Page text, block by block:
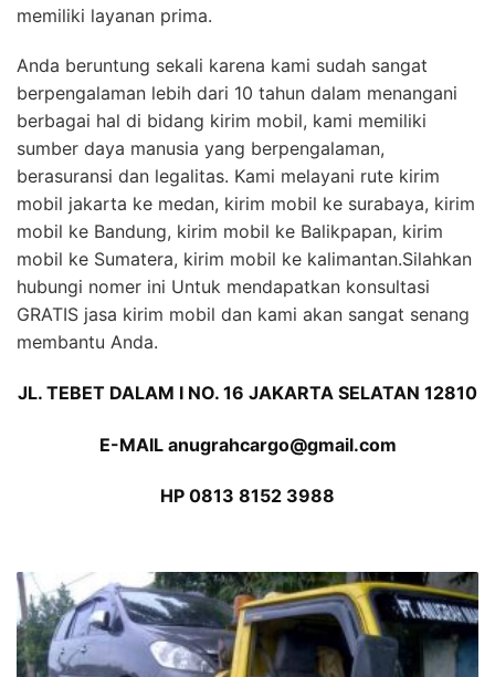
memiliki layanan prima.
Anda beruntung sekali karena kami sudah sangat
berpengalaman lebih dari 10 tahun dalam menangani
berbagai hal di bidang kirim mobil, kami memiliki
sumber daya manusia yang berpengalaman,
berasuransi dan legalitas. Kami melayani rute kirim
mobil jakarta ke medan, kirim mobil ke surabaya, kirim
mobil ke Bandung, kirim mobil ke Balikpapan, kirim
mobil ke Sumatera, kirim mobil ke kalimantan.Silahkan
hubungi nomer ini Untuk mendapatkan konsultasi
GRATIS jasa kirim mobil dan kami akan sangat senang
membantu Anda.
JL. TEBET DALAM I NO. 16 JAKARTA SELATAN 12810
E-MAIL anugrahcargo@gmail.com
HP 0813 8152 3988